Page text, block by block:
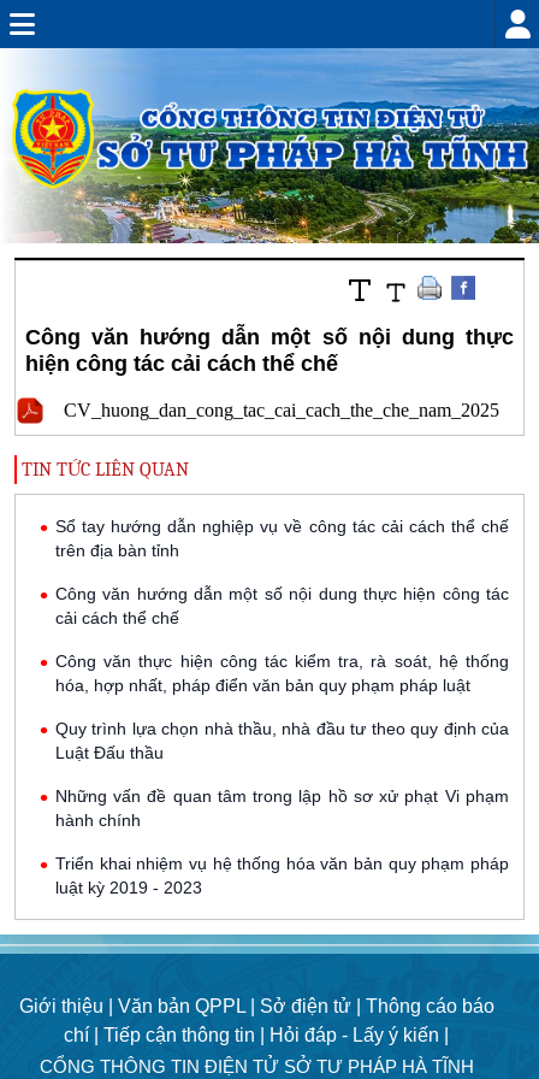
Công văn hướng dẫn một số nội dung thực
hiện công tác cải cách thể chế
CV_huong_dan_cong_tac_cai_cach_the_che_nam_2025
TIN TỨC LIÊN QUAN
Sổ tay hướng dẫn nghiệp vụ về công tác cải cách thể chế
trên địa bàn tỉnh
Công văn hướng dẫn một số nội dung thực hiện công tác
cải cách thể chế
Công văn thực hiện công tác kiểm tra, rà soát, hệ thống
hóa, hợp nhất, pháp điển văn bản quy phạm pháp luật
Quy trình lựa chọn nhà thầu, nhà đầu tư theo quy định của
Luật Đấu thầu
Những vấn đề quan tâm trong lập hồ sơ xử phạt Vi phạm
hành chính
Triển khai nhiệm vụ hệ thống hóa văn bản quy phạm pháp
luật kỳ 2019 - 2023
Giới thiệu | Văn bản QPPL | Sở điện tử |
Thông cáo báo
chí |
Tiếp cận thông tin |
Hỏi đáp - Lấy ý kiến |
CỔNG THÔNG TIN ĐIỆN TỬ SỞ TƯ PHÁP HÀ TĨNH